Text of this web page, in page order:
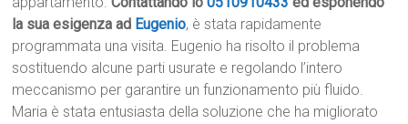
la sua esigenza ad Eugenio, è stata rapidamente
programmata una visita. Eugenio ha risolto il problema
sostituendo alcune parti usurate e regolando l’intero
meccanismo per garantire un funzionamento più fluido.
Maria è stata entusiasta della soluzione che ha migliorato